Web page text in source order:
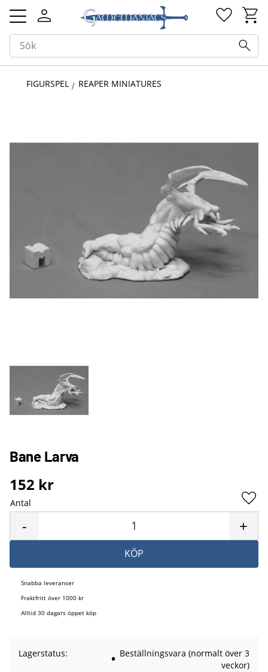
Meny
FIGURSPEL REAPER MINIATURES
Bane Larva
152 kr
Antal
+
-
KÖP
Snabba leveranser
Fraktfritt över 1000 kr
Alltid 30 dagars öppet köp
Lagerstatus
Beställningsvara (normalt över 3
veckor)